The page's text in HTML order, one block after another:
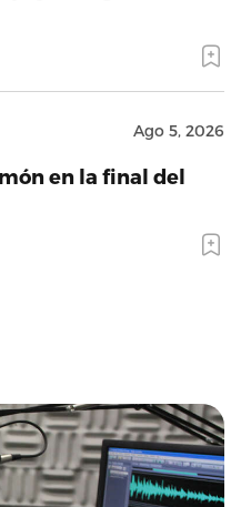
Ago 5, 2026
en la final del